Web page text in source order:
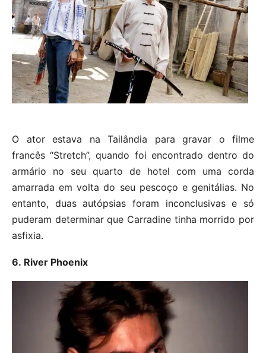
O ator estava na Tailândia para gravar o filme
francês “Stretch”, quando foi encontrado dentro do
armário no seu quarto de hotel com uma corda
amarrada em volta do seu pescoço e genitálias. No
entanto, duas autópsias foram inconclusivas e só
puderam determinar que Carradine tinha morrido por
asfixia.
6. River Phoenix